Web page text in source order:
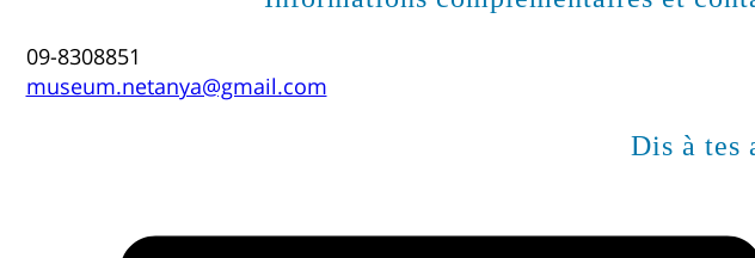
09-8308851
museum.netanya@gmail.com
Dis à tes